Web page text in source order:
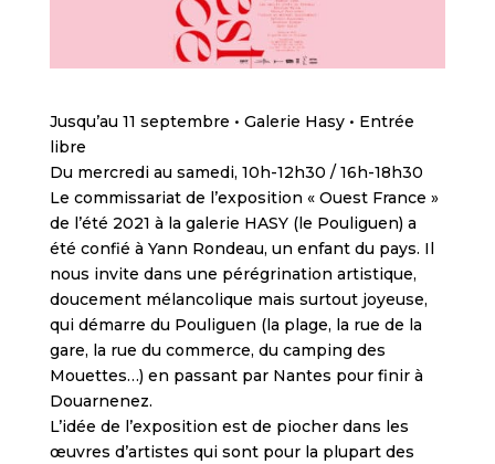
Jusqu’au 11 septembre • Galerie Hasy • Entrée
libre
Du mercredi au samedi, 10h-12h30 / 16h-18h30
Le commissariat de l’exposition « Ouest France »
de l’été 2021 à la galerie HASY (le Pouliguen) a
été confié à Yann Rondeau, un enfant du pays. Il
nous invite dans une pérégrination artistique,
doucement mélancolique mais surtout joyeuse,
qui démarre du Pouliguen (la plage, la rue de la
gare, la rue du commerce, du camping des
Mouettes…) en passant par Nantes pour finir à
Douarnenez.
L’idée de l’exposition est de piocher dans les
œuvres d’artistes qui sont pour la plupart des